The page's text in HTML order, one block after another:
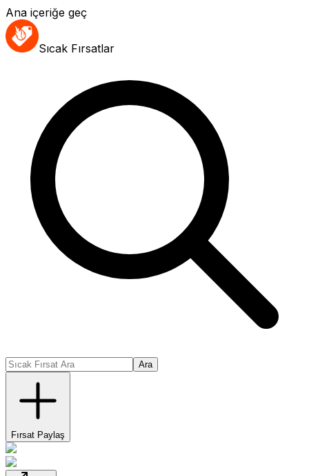
Ana içeriğe geç
Sıcak Fırsatlar
Ara
Fırsat Paylaş